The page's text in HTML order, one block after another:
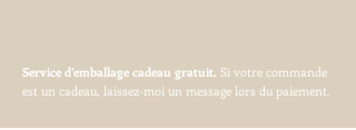
Service d’emballage cadeau gratuit. Si votre commande
est un cadeau, laissez-moi un message lors du paiement.